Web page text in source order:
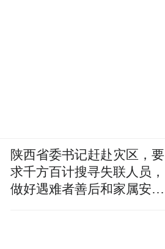
陕西省委书记赶赴灾区，要
求千方百计搜寻失联人员，
做好遇难者善后和家属安抚